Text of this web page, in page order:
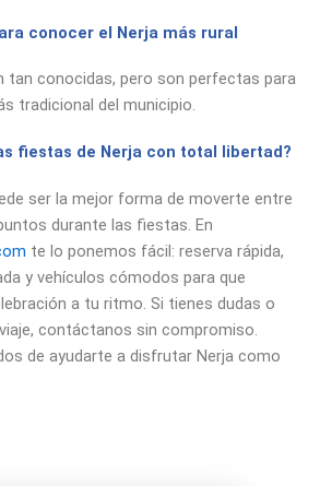
conocer el Nerja más rural
tan conocidas, pero son perfectas para
tradicional del municipio.
fiestas de Nerja con total libertad?
ser la mejor forma de moverte entre
durante las fiestas. En
te lo ponemos fácil: reserva rápida,
y vehículos cómodos para que
a tu ritmo. Si tienes dudas o
contáctanos sin compromiso.
de ayudarte a disfrutar Nerja como